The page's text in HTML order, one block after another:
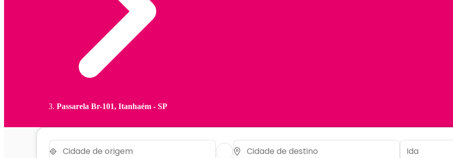
Passarela Br-101, Itanhaém - SP